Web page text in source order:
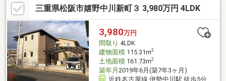
三重県松阪市嬉野中川新町３ 3,980万円 4LDK
3,980万円
間取り 4LDK
建物面積115.31m2
土地面積161.73m2
築年月 2019年6月(築7年3ヶ月)
近鉄名古屋線 伊勢中川駅 徒歩5分